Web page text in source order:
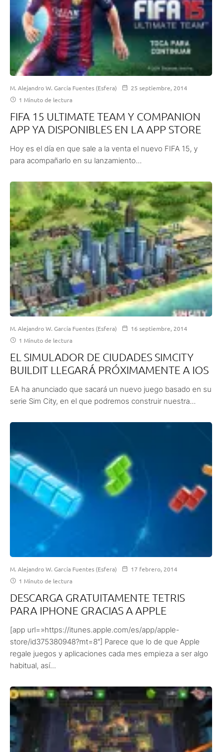
M. Alejandro W. García Fuentes (Esfera)
25 septiembre, 2014
1 Minuto de lectura
FIFA 15 ULTIMATE TEAM Y COMPANION
APP YA DISPONIBLES EN LA APP STORE
Hoy es el día en que sale a la venta el nuevo FIFA 15, y
para acompañarlo en su lanzamiento...
M. Alejandro W. García Fuentes (Esfera)
16 septiembre, 2014
1 Minuto de lectura
EL SIMULADOR DE CIUDADES SIMCITY
BUILDIT LLEGARÁ PRÓXIMAMENTE A IOS
EA ha anunciado que sacará un nuevo juego basado en su
serie Sim City, en el que podremos construir nuestra...
M. Alejandro W. García Fuentes (Esfera)
17 febrero, 2014
1 Minuto de lectura
DESCARGA GRATUITAMENTE TETRIS
PARA IPHONE GRACIAS A APPLE
[app url=»https://itunes.apple.com/es/app/apple-
store/id375380948?mt=8″] Parece que lo de que Apple
regale juegos y aplicaciones cada mes empieza a ser algo
habitual, así...